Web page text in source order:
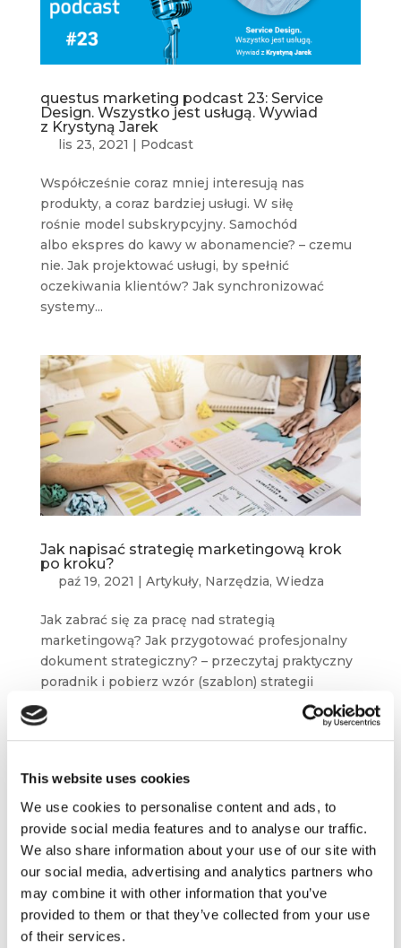
This website uses cookies
We use cookies to personalise content and ads, to
provide social media features and to analyse our traffic.
We also share information about your use of our site with
our social media, advertising and analytics partners who
may combine it with other information that you’ve
provided to them or that they’ve collected from your use
of their services.
questus marketing podcast 23: Service
Design. Wszystko jest usługą. Wywiad
z Krystyną Jarek
lis 23, 2021 | Podcast
Współcześnie coraz mniej interesują nas
produkty, a coraz bardziej usługi. W siłę
rośnie model subskrypcyjny. Samochód
albo ekspres do kawy w abonamencie? – czemu
nie. Jak projektować usługi, by spełnić
oczekiwania klientów? Jak synchronizować
systemy...
Jak napisać strategię marketingową krok
po kroku?
paź 19, 2021 Artykuły, Narzędzia, Wiedza
Jak zabrać się za pracę nad strategią
marketingową? Jak przygotować profesjonalny
dokument strategiczny? – przeczytaj praktyczny
poradnik i pobierz wzór (szablon) strategii
w pliku pdf. Co to jest strategia marketingowa
(i czym różni się...